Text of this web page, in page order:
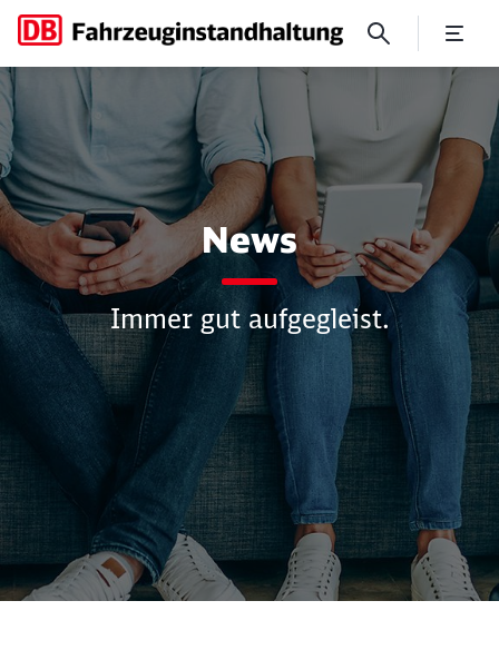
News
News
Immer gut aufgegleist.